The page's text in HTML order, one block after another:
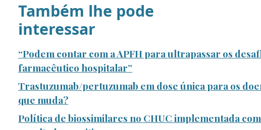
Também lhe pode
interessar
“Podem contar com a APFH para ultrapassar os
farmacêutico hospitalar”
Trastuzumab/pertuzumab em dose única para os
que muda?
Política de biossimilares no CHUC implementada